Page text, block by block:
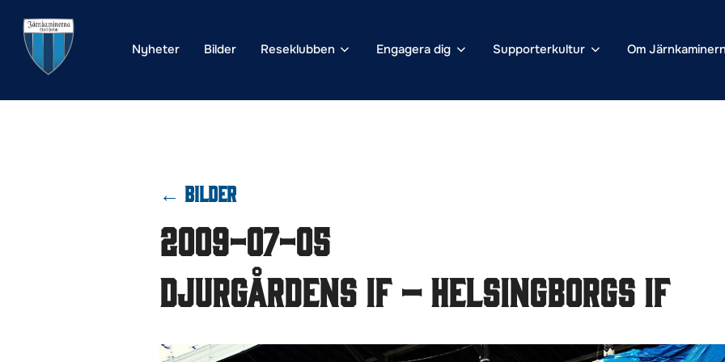
innehåll
Nyheter Bilder Reseklubben Engagera dig Supporterkultur Om
← BILDER
2009-07-05
Djurgårdens IF – Helsingborgs IF